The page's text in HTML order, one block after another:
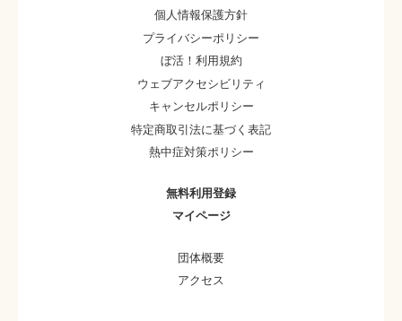
個人情報保護方針
プライバシーポリシー
ぼ活！利用規約
ウェブアクセシビリティ
キャンセルポリシー
特定商取引法に基づく表記
熱中症対策ポリシー
無料利用登録
マイページ
団体概要
アクセス